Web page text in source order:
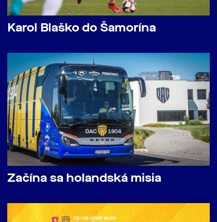
Karol Blaško do Šamorína
Začína sa holandská misia